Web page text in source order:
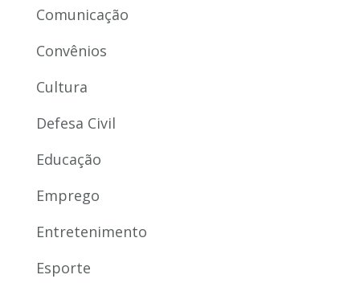
Comunicação
Convênios
Cultura
Defesa Civil
Educação
Emprego
Entretenimento
Esporte